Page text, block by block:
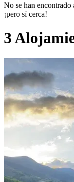
No se han encontrado
¡pero sí cerca!
3